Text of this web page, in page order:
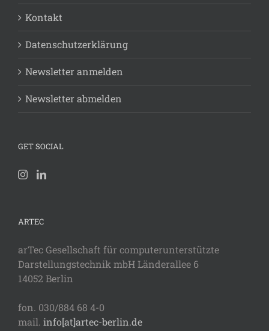
Kontakt
Datenschutzerklärung
Newsletter anmelden
Newsletter abmelden
GET SOCIAL
ARTEC
arTec Gesellschaft für computerunterstützte
Darstellungstechnik mbH Länderallee 6
14052 Berlin
fon. 030/884 68 4-0
mail. info[at]artec-berlin.de